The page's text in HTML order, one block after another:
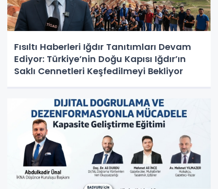
Fısıltı Haberleri Iğdır Tanıtımları Devam
Ediyor: Türkiye’nin Doğu Kapısı Iğdır’ın
Saklı Cennetleri Keşfedilmeyi Bekliyor